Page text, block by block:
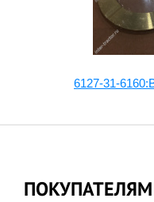
6127-31-
ПОКУПАТЕЛЯМ